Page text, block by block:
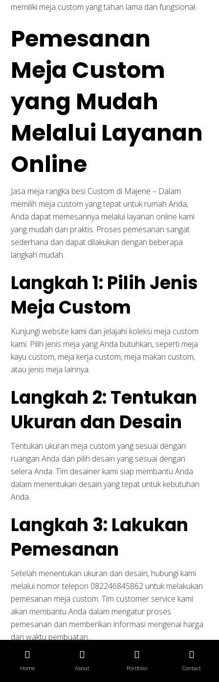
memiliki meja custom yang tahan lama dan fungsional.
Pemesanan
Meja Custom
yang Mudah
Melalui Layanan
Online
Jasa meja rangka besi Custom di Majene – Dalam
memilih meja custom yang tepat untuk rumah Anda,
Anda dapat memesannya melalui layanan online kami
yang mudah dan praktis. Proses pemesanan sangat
sederhana dan dapat dilakukan dengan beberapa
langkah mudah.
Langkah 1: Pilih Jenis
Meja Custom
Kunjungi website kami dan jelajahi koleksi meja custom
kami. Pilih jenis meja yang Anda butuhkan, seperti meja
kayu custom, meja kerja custom, meja makan custom,
atau jenis meja lainnya.
Langkah 2: Tentukan
Ukuran dan Desain
Tentukan ukuran meja custom yang sesuai dengan
ruangan Anda dan pilih desain yang sesuai dengan
selera Anda. Tim desainer kami siap membantu Anda
dalam menentukan desain yang tepat untuk kebutuhan
Anda.
Langkah 3: Lakukan
Pemesanan
Setelah menentukan ukuran dan desain, hubungi kami
melalui nomor telepon 082246845862 untuk melakukan
pemesanan meja custom. Tim customer service kami
akan membantu Anda dalam mengatur proses
pemesanan dan memberikan informasi mengenai harga
dan waktu pembuatan.
Langkah 4:
Home About Portfolio Contact